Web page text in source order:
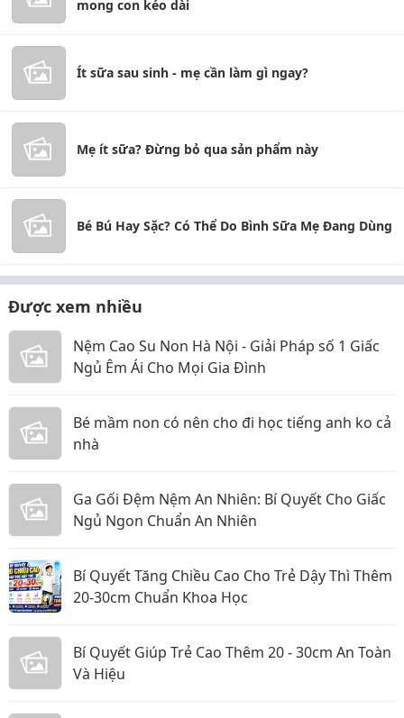
mong con kéo dài
Ít sữa sau sinh - mẹ cần làm gì ngay?
Mẹ ít sữa? Đừng bỏ qua sản phẩm này
Bé Bú Hay Sặc? Có Thể Do Bình Sữa Mẹ Đang Dùng
Được xem nhiều
Nệm Cao Su Non Hà Nội - Giải Pháp số 1 Giấc
Ngủ Êm Ái Cho Mọi Gia Đình
Bé mầm non có nên cho đi học tiếng anh ko cả
nhà
Ga Gối Đệm Nệm An Nhiên: Bí Quyết Cho Giấc
Ngủ Ngon Chuẩn An Nhiên
Bí Quyết Tăng Chiều Cao Cho Trẻ Dậy Thì Thêm
20-30cm Chuẩn Khoa Học
Bí Quyết Giúp Trẻ Cao Thêm 20 - 30cm An Toàn
Và Hiệu